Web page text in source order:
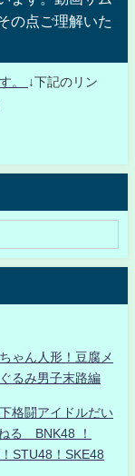
の点ご理解いた
。
↓下記のリン
ゃん人形！豆腐メ
るみ男子末路編
格闘アイドルだい
る BNK48 ！
STU48！SKE48